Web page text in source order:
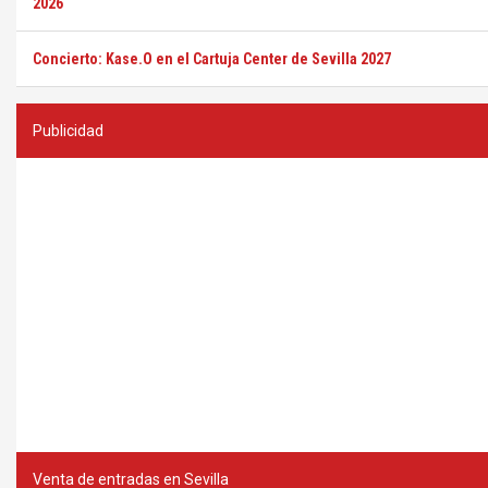
Concierto: Kase.O en el Cartuja Center de Sevilla 2027
Publicidad
Venta de entradas en Sevilla